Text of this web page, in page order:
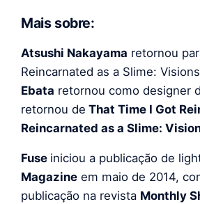
Mais sobre:
Atsushi Nakayama retornou
Reincarnated as a Slime:
Ebata retornou como designer
retornou de That Time I Got
Reincarnated as a Slime:
Fuse iniciou a publicação de
Magazine em maio de 2014,
publicação na revista Monthly